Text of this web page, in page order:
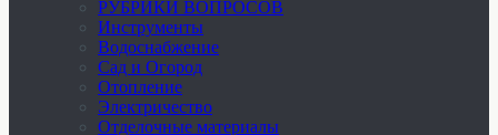
РУБРИКИ ВОПРОСОВ
Инструменты
Водоснабжение
Сад и Огород
Отопление
Электричество
Отделочные материалы